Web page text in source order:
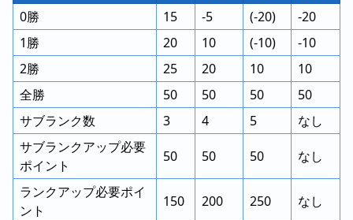
0勝
15 -5 (-20)
-20
1勝
20 10 (-10)
-10
2勝
25 20 10
10
全勝
50 50 50
50
サブランク数
3 4 5
なし
サブランクアップ必要
ポイント
50 50 50 なし
ランクアップ必要ポイ
ント
150 200 250 なし